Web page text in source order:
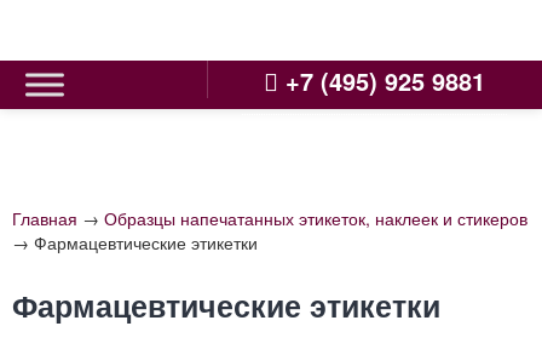
content
+7 (495) 925 9881
Главная → Образцы напечатанных этикеток, наклеек и стикеров
→ Фармацевтические этикетки
Фармацевтические этикетки